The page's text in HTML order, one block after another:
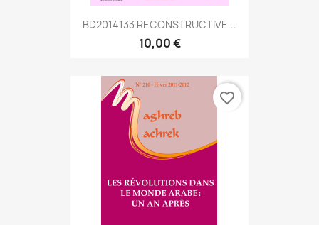
BD2014133 RECONSTRUCTIVE...
10,00 €
favorite_border